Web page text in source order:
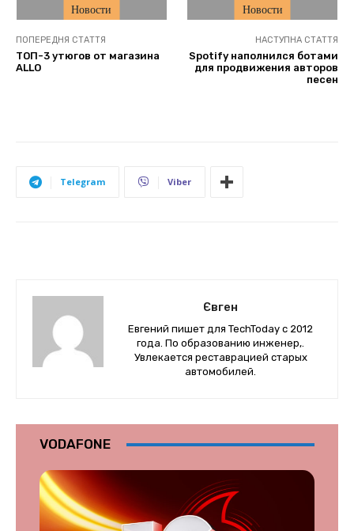
Новости Новости
ПОПЕРЕДНЯ СТАТТЯ
ТОП-3 утюгов от магазина
ALLO
НАСТУПНА СТАТТЯ
Spotify наполнился ботами
для продвижения авторов
песен
Telegram Viber
Євген
Евгений пишет для TechToday с 2012
года. По образованию инженер,.
Увлекается реставрацией старых
автомобилей.
VODAFONE